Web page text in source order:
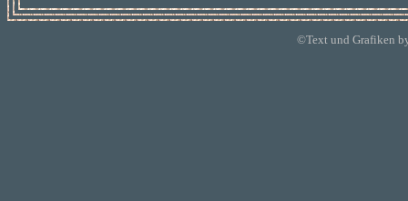
©Text und Grafiken